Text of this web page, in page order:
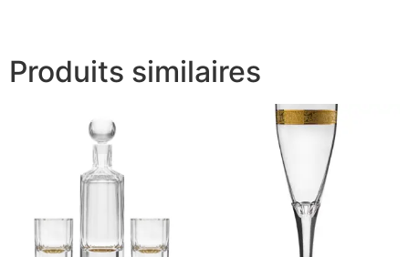
Produits similaires